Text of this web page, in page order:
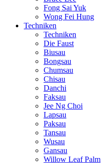
Fong Sai Yuk
Wong Fei Hung
Techniken
Techniken
Die Faust
Biusau
Bongsau
Chumsau
Chisau
Danchi
Faksau
Jee Ng Choi
Lapsau
Paksau
Tansau
Wusau
Gansau
Willow Leaf Palm